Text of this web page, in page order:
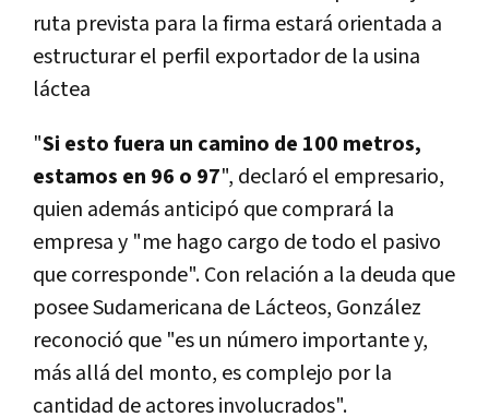
ruta prevista para la firma estará orientada a
estructurar el perfil exportador de la usina
láctea
"Si esto fuera un camino de 100 metros,
estamos en 96 o 97", declaró el empresario,
quien además anticipó que comprará la
empresa y "me hago cargo de todo el pasivo
que corresponde". Con relación a la deuda que
posee Sudamericana de Lácteos, González
reconoció que "es un número importante y,
más allá del monto, es complejo por la
cantidad de actores involucrados".